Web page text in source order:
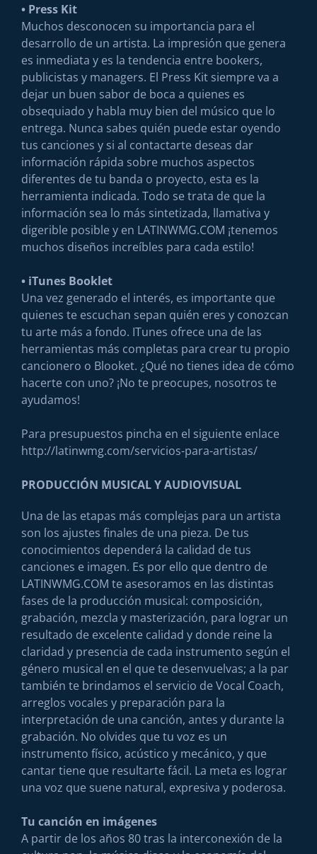
• Press Kit
Muchos desconocen su importancia para el
desarrollo de un artista. La impresión que genera
es inmediata y es la tendencia entre bookers,
publicistas y managers. El Press Kit siempre va a
dejar un buen sabor de boca a quienes es
obsequiado y habla muy bien del músico que lo
entrega. Nunca sabes quién puede estar oyendo
tus canciones y si al contactarte deseas dar
información rápida sobre muchos aspectos
diferentes de tu banda o proyecto, esta es la
herramienta indicada. Todo se trata de que la
información sea lo más sintetizada, llamativa y
digerible posible y en LATINWMG.COM ¡tenemos
muchos diseños increíbles para cada estilo!
• iTunes Booklet
Una vez generado el interés, es importante que
quienes te escuchan sepan quién eres y conozcan
tu arte más a fondo. ITunes ofrece una de las
herramientas más completas para crear tu propio
cancionero o Blooket. ¿Qué no tienes idea de cómo
hacerte con uno? ¡No te preocupes, nosotros te
ayudamos!
Para presupuestos pincha en el siguiente enlace
http://latinwmg.com/servicios-para-artistas/
PRODUCCIÓN MUSICAL Y AUDIOVISUAL
Una de las etapas más complejas para un artista
son los ajustes finales de una pieza. De tus
conocimientos dependerá la calidad de tus
canciones e imagen. Es por ello que dentro de
LATINWMG.COM te asesoramos en las distintas
fases de la producción musical: composición,
grabación, mezcla y masterización, para lograr un
resultado de excelente calidad y donde reine la
claridad y presencia de cada instrumento según el
género musical en el que te desenvuelvas; a la par
también te brindamos el servicio de Vocal Coach,
arreglos vocales y preparación para la
interpretación de una canción, antes y durante la
grabación. No olvides que tu voz es un
instrumento físico, acústico y mecánico, y que
cantar tiene que resultarte fácil. La meta es lograr
una voz que suene natural, expresiva y poderosa.
Tu canción en imágenes
A partir de los años 80 tras la interconexión de la